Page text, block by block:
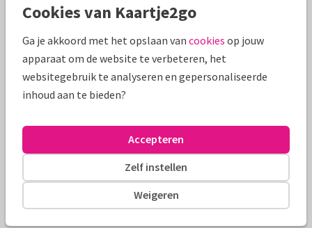
Stijlvolle grafische vaderdagkaart of verjaardagskaart met
cadeaubon in groene kleuren en eigen foto's!
Alle kaarten zijn helemaal naar wens aan te passen
Formaten en tarieven
10 x 15 cm 15 x 21 cm 21 x 30 cm
Aantal Prijs p/s Korting
Cookies van Kaartje2go
Ga je akkoord met het opslaan van cookies op jouw
apparaat om de website te verbeteren, het
websitegebruik te analyseren en gepersonaliseerde
inhoud aan te bieden?
Weigeren
Zelf instellen
Accepteren